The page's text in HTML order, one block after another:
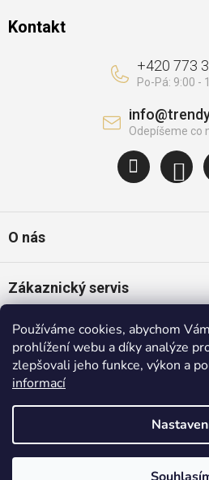
Používáme cookies, abychom
prohlížení webu a díky analýze
zlepšovali jeho funkce, výkon a
informací
Kontakt
info@
+420 773
O nás
Zákaznický servis
Oblíbené kategorie
Populární značky
Shoptet |
Copyright 2026Trendybaby.cz.